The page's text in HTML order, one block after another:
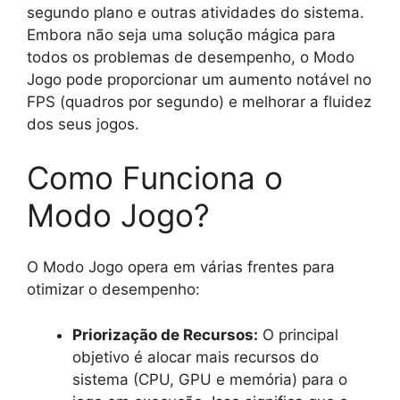
segundo plano e outras atividades do sistema.
Embora não seja uma solução mágica para
todos os problemas de desempenho, o Modo
Jogo pode proporcionar um aumento notável no
FPS (quadros por segundo) e melhorar a fluidez
dos seus jogos.
Como Funciona o
Modo Jogo?
O Modo Jogo opera em várias frentes para
otimizar o desempenho:
Priorização de Recursos: O principal
objetivo é alocar mais recursos do
sistema (CPU, GPU e memória) para o